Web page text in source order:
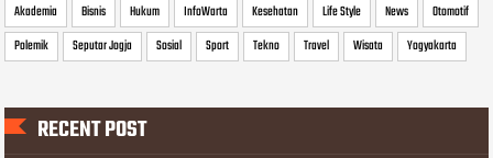
Akademia Bisnis Hukum InfoWarta Kesehatan Life Style News
Otomotif
Polemik
Seputar Jogja Sosial Sport Tekno Travel Wisata Yogyakarta
RECENT POST